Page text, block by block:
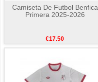
Camiseta De Futbol Benfica
Primera 2025-2026
€17.50